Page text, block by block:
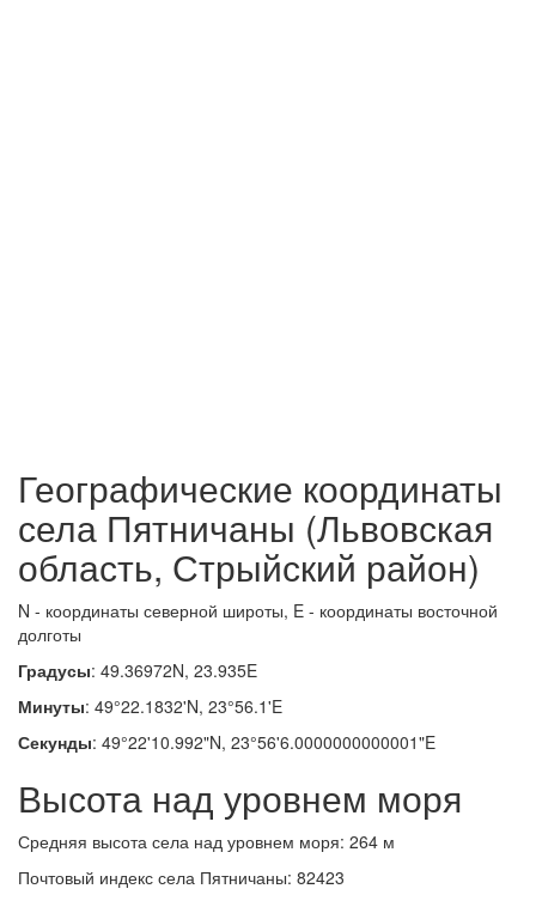
Географические координаты
села Пятничаны (Львовская
область, Стрыйский район)
N - координаты северной широты, E - координаты восточной
долготы
Градусы: 49.36972N, 23.935E
Минуты: 49°22.1832'N, 23°56.1'E
Секунды: 49°22'10.992"N, 23°56'6.0000000000001"E
Высота над уровнем моря
Средняя высота села над уровнем моря: 264 м
Почтовый индекс села Пятничаны: 82423